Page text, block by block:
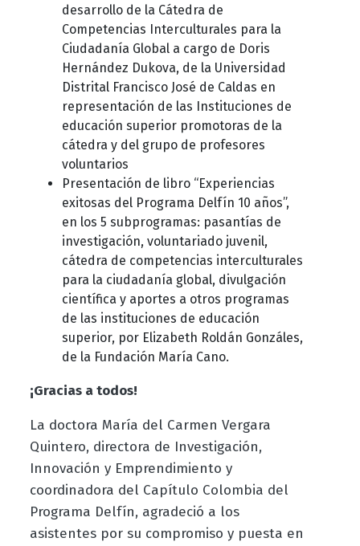
desarrollo de la Cátedra de
Competencias Interculturales para la
Ciudadanía Global a cargo de Doris
Hernández Dukova, de la Universidad
Distrital Francisco José de Caldas en
representación de las Instituciones de
educación superior promotoras de la
cátedra y del grupo de profesores
voluntarios
Presentación de libro “Experiencias
exitosas del Programa Delfín 10 años”,
en los 5 subprogramas: pasantías de
investigación, voluntariado juvenil,
cátedra de competencias interculturales
para la ciudadanía global, divulgación
científica y aportes a otros programas
de las instituciones de educación
superior, por Elizabeth Roldán Gonzáles,
de la Fundación María Cano.
¡Gracias a todos!
La doctora María del Carmen Vergara
Quintero, directora de Investigación,
Innovación y Emprendimiento y
coordinadora del Capítulo Colombia del
Programa Delfín, agradeció a los
asistentes por su compromiso y puesta en